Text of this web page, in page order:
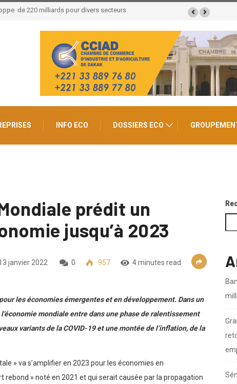
FCFA de retombées économiques et
INFO ECO DOSSIERS ECO
prédit un
jusqu’à 2023
janvier 2022 0 957 4 minutes read
les économies émergentes et en développement. Dans un
mondiale entre dans une phase de ralentissement
variants de la COVID-19 et une montée de l’inflation, de la
» va s’amplifier en 2023 pour les économies en
» noté en 2021 et qui serait causée par la propagation